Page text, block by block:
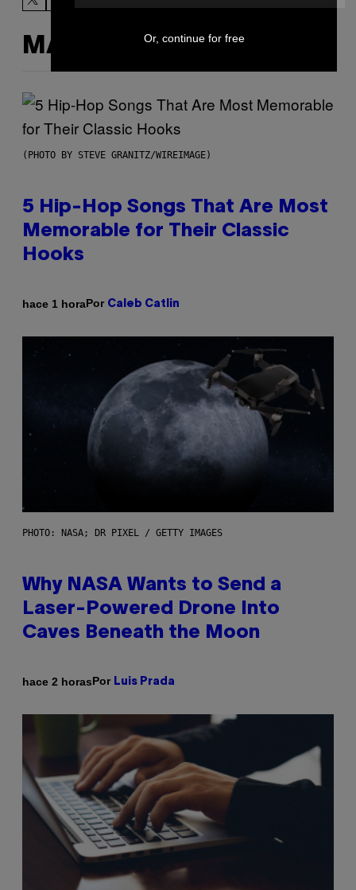
MÁS DE LO MISMO
(PHOTO BY STEVE GRANITZ/WIREIMAGE)
5 Hip-Hop Songs That Are Most
Memorable for Their Classic
Hooks
hace 1 horaPor Caleb Catlin
PHOTO: NASA; DR PIXEL / GETTY IMAGES
Why NASA Wants to Send a
Laser-Powered Drone Into
Caves Beneath the Moon
hace 2 horasPor Luis Prada
Or, continue for free